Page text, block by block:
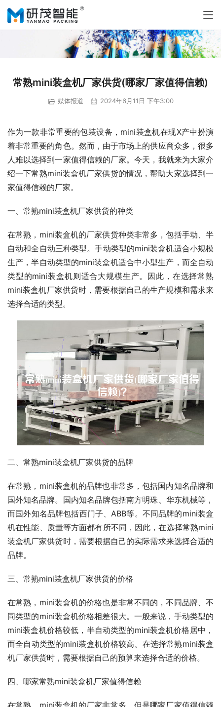
常熟mini装盒机厂家供货(哪家厂家值得信赖)
媒体报道 2024年6月11日 下午3:00
作为一款非常重要的包装设备，mini装盒机在现X产中扮演
着非常重要的角色。然而，由于市场上的供应商众多，很多
人难以选择到一家值得信赖的厂家。今天，我就来为大家介
绍一下常熟mini装盒机厂家供货的情况，帮助大家选择到一
家值得信赖的厂家。
一、常熟mini装盒机厂家供货的种类
在常熟，mini装盒机的厂家供货种类非常多，包括手动、半
自动和全自动三种类型。手动类型的mini装盒机适合小规模
生产，半自动类型的mini装盒机适合中小型生产，而全自动
类型的mini装盒机则适合大规模生产。因此，在选择常熟
mini装盒机厂家供货时，需要根据自己的生产规模和需求来
选择合适的类型。
二、常熟mini装盒机厂家供货的品牌
在常熟，mini装盒机的品牌也非常多，包括国内知名品牌和
国外知名品牌。国内知名品牌包括南方明珠、华东机械等，
而国外知名品牌包括西门子、ABB等。不同品牌的mini装盒
机在性能、质量等方面都有所不同，因此，在选择常熟mini
装盒机厂家供货时，需要根据自己的实际需求来选择合适的
品牌。
三、常熟mini装盒机厂家供货的价格
在常熟，mini装盒机的价格也是非常不同的，不同品牌、不
同类型的mini装盒机价格相差很大。一般来说，手动类型的
mini装盒机价格较低，半自动类型的mini装盒机价格居中，
而全自动类型的mini装盒机价格较高。在选择常熟mini装盒
机厂家供货时，需要根据自己的预算来选择合适的价格。
四、哪家常熟mini装盒机厂家值得信赖
在常熟，mini装盒机的厂家非常多，但是哪家厂家值得信赖